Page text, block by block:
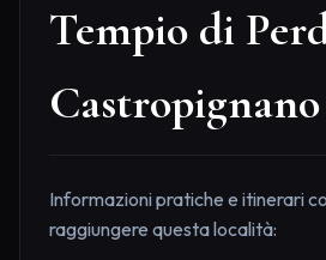
Tempio di
Castropignano
Informazioni pratiche e itinerari
raggiungere questa località: